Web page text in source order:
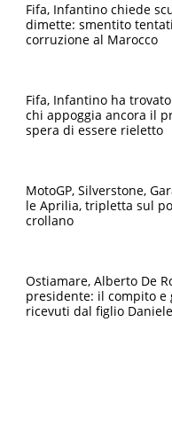
Fifa, Infantino chiede
dimette: smentito
corruzione al Marocco
Fifa, Infantino ha
chi appoggia ancora il
spera di essere rieletto
MotoGP, Silverstone,
le Aprilia, tripletta sul
crollano
Ostiamare, Alberto De
presidente: il compito e
ricevuti dal figlio Daniele